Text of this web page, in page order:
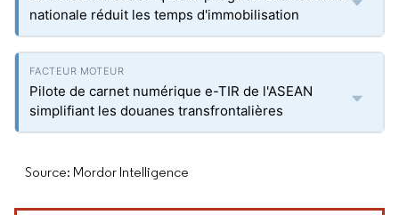
nationale réduit les temps d'immobilisation
Pilote de carnet numérique e-TIR de l'ASEAN
simplifiant les douanes transfrontalières
Source: Mordor Intelligence